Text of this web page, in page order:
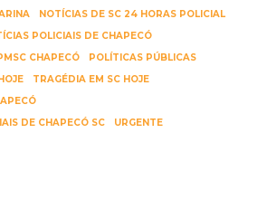
NOTÍCIAS DE SC 24 HORAS POLICIAL
POLICIAIS DE CHAPECÓ
CHAPECÓ
POLÍTICAS PÚBLICAS
TRAGÉDIA EM SC HOJE
DE CHAPECÓ SC
URGENTE